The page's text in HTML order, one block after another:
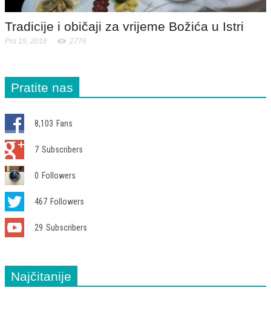
Tradicije i običaji za vrijeme Božića u Istri
Pro 19, 2016 2776
Pratite nas
8,103 Fans
7 Subscribers
0 Followers
467 Followers
29 Subscribers
Najčitanije